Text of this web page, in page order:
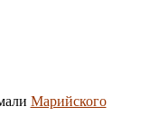
Марийского